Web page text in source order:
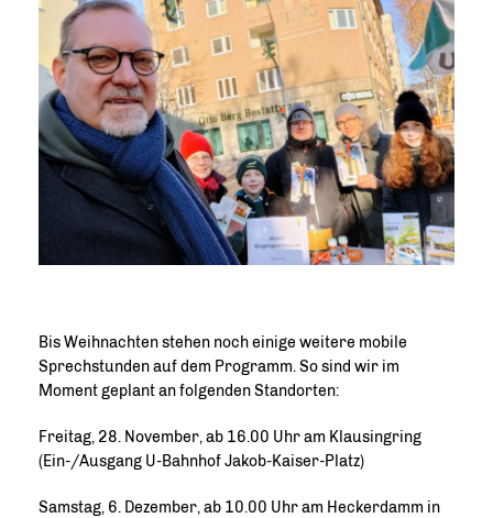
Bis Weihnachten stehen noch einige weitere mobile
Sprechstunden auf dem Programm. So sind wir im
Moment geplant an folgenden Standorten:
Freitag, 28. November, ab 16.00 Uhr am Klausingring
(Ein-/Ausgang U-Bahnhof Jakob-Kaiser-Platz)
Samstag, 6. Dezember, ab 10.00 Uhr am Heckerdamm in